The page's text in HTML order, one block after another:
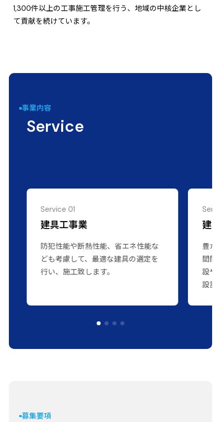
1,300件以上の工事施工管理を行う、地域の中核企業とし
て貢献を続けています。
事業内容
Service
Service 01
建具工事業
防犯性能や断熱性能、省エネ性能な
ども考慮して、最適な建具の選定を
行い、施工致します。
建
豊か
間問
設や
設計
募集要項